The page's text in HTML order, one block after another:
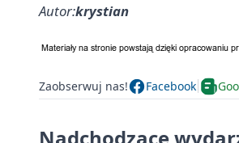
Autor:krystian
Zaobserwuj nas! Facebook
Nadchodzące